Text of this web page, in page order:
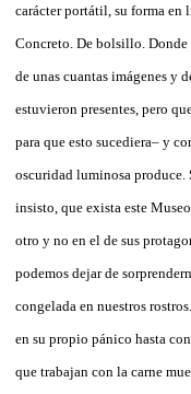
carácter portátil, su forma en
Concreto. De bolsillo. Donde
de unas cuantas imágenes y
estuvieron presentes, pero
para que esto sucediera– y
oscuridad luminosa produce.
insisto, que exista este
otro y no en el de sus
podemos dejar de
congelada en nuestros
en su propio pánico hasta
que trabajan con la carne